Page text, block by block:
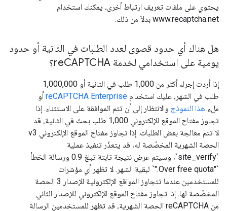
يحتوي على ملفات تعريف ارتباط أخرى، يمكنك استخدام
www.recaptcha.net بدلاً من ذلك.
هل هناك أي حدود قصوى لعدد الطلبات في الثانية أو حدود
يومية على استخدامي لخدمة re CAPTCHA؟
إذا أردت إجراء أكثر من 1,000 طلب في الثانية أو 1,000,000
طلب في الشهر، عليك استخدام reCAPTCHA Enterpriseأو
ملء هذا النموذج والانتظار إلى أن تتم الموافقة على الاستثناء. إذا
تجاوز مفتاح الموقع الإلكتروني 1,000 طلب بحث في الثانية، قد
لا تتم معالجة بعض الطلبات. إذا تجاوز مفتاح الموقع الإلكتروني v3
الحصة الشهرية المخصّصة له، قد يتعذّر تنفيذ عملية
`site_verify`، وسيتم عرض نتيجة ثابتة تبلغ 0.9 ورسالة الخطأ
`"Over free quota."` لبقية الشهر. لا تظهر أي مؤشرات
للمستخدمين عندما تتجاوز المواقع الإلكترونية الإصدار 3 الحصة
المخصّصة لها. إذا تجاوز مفتاح الموقع الإلكتروني للإصدار الثاني
من reCAPTCHA الحصة الشهرية، قد تظهر للمستخدمين الرسالة